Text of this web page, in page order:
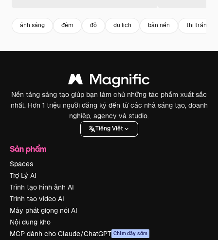
ánh sáng đêm đỏ du lịch bản nền thị trấn
Nền tảng sáng tạo giúp bạn làm chủ những tác phẩm xuất sắc
nhất. Hơn 1 triệu người đăng ký đến từ các nhà sáng tạo, doanh
nghiệp, agency và studio.
Tiếng Việt
Sản phẩm
Spaces
Trợ Lý AI
Trình tạo hình ảnh AI
Trình tạo video AI
Máy phát giọng nói AI
Nội dung kho
MCP dành cho Claude/ChatGPT Chim dậy sớm